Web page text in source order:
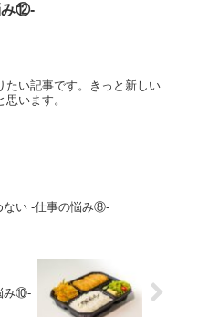
⑫‐
たい記事です。きっと新しい
います。
ない ‐仕事の悩み⑧‐
み⑩‐